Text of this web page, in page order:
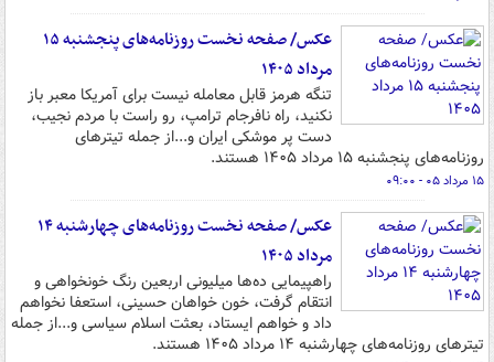
عکس/ صفحه نخست روزنامه‌های پنجشنبه ۱۵
مرداد ۱۴۰۵
تنگه هرمز قابل معامله نیست برای آمریکا معبر باز
نکنید، راه نافرجام ترامپ، رو راست با مردم نجیب،
دست پر موشکی ایران و...از جمله تیترهای
روزنامه‌های پنجشنبه ۱۵ مرداد ۱۴۰۵ هستند.
۱۵ مرداد ۰۵ - ۰۹:۰۰
عکس/ صفحه نخست روزنامه‌های چهارشنبه ۱۴
مرداد ۱۴۰۵
راهپیمایی ده‌ها میلیونی اربعین رنگ خونخواهی و
انتقام گرفت، خون خواهان حسینی، استعفا نخواهم
داد و خواهم ایستاد، بعثت اسلام سیاسی و...از جمله
تیترهای روزنامه‌های چهارشنبه ۱۴ مرداد ۱۴۰۵ هستند.